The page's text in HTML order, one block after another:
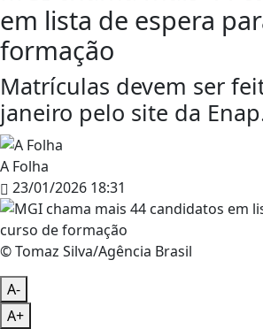
em lista de espera
formação
Matrículas devem ser
janeiro pelo site da
A Folha
23/01/2026 18:31
© Tomaz Silva/Agência Brasil
A-
A+